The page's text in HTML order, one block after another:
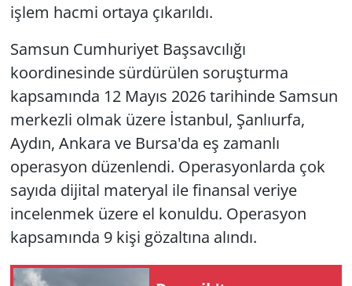
işlem hacmi ortaya çıkarıldı.
Samsun Cumhuriyet Başsavcılığı
koordinesinde sürdürülen soruşturma
kapsamında 12 Mayıs 2026 tarihinde Samsun
merkezli olmak üzere İstanbul, Şanlıurfa,
Aydın, Ankara ve Bursa'da eş zamanlı
operasyon düzenlendi. Operasyonlarda çok
sayıda dijital materyal ile finansal veriye
incelenmek üzere el konuldu. Operasyon
kapsamında 9 kişi gözaltına alındı.